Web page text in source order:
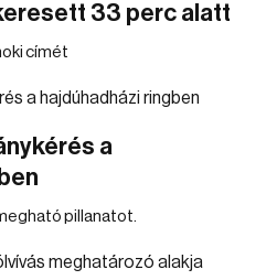
33 perc alatt
címét
a
pillanatot.